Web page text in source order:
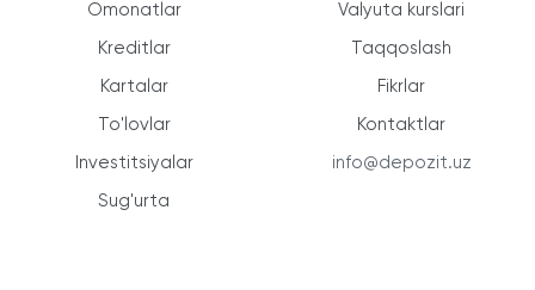
Omonatlar
Kreditlar
Kartalar
To'lovlar
Investitsiyalar
Sug'urta
Valyuta kurslari
Taqqoslash
Fikrlar
Kontaktlar
info@depozit.uz